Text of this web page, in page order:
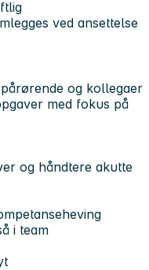
ved ansettelse
og kollegaer
med fokus på
og håndtere akutte
i team